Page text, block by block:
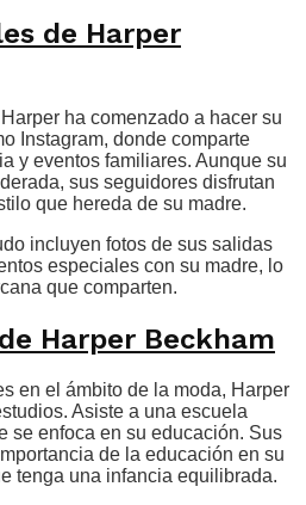
de Harper
ha comenzado a hacer su
Instagram, donde comparte
y eventos familiares. Aunque su
sus seguidores disfrutan
que hereda de su madre.
incluyen fotos de sus salidas
especiales con su madre, lo
que comparten.
Harper Beckham
en el ámbito de la moda, Harper
Asiste a una escuela
se enfoca en su educación. Sus
de la educación en su
tenga una infancia equilibrada.